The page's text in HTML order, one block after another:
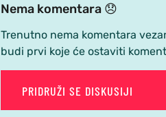
Nema komentara 😞
Trenutno nema komentara
budi prvi koje će ostaviti
PRIDRUŽI SE DISKUSIJI